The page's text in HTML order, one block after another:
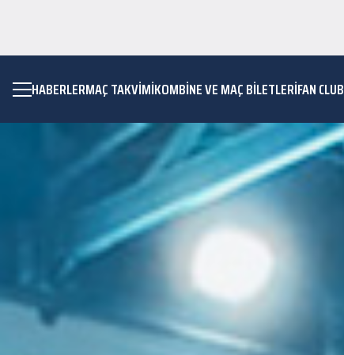
HABERLERMAÇ TAKVIMIKOMBİNE VE MAÇ BİLETLERİFAN CLUB